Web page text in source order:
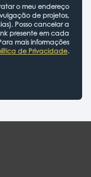
o meu endereço
de projetos,
Posso cancelar a
presente em cada
mais informações
de Privacidade.